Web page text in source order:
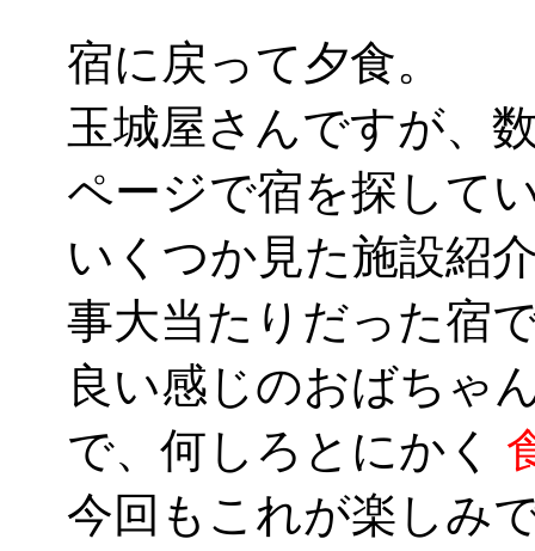
宿に戻って夕食。
玉城屋さんですが、
ページで宿を探して
いくつか見た施設紹
事大当たりだった宿
良い感じのおばちゃ
で、何しろとにかく
今回もこれが楽しみ